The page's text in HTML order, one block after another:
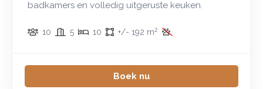
badkamers en volledig uitgeruste keuken.
10 5 10 +/- 192 m2
Boek nu